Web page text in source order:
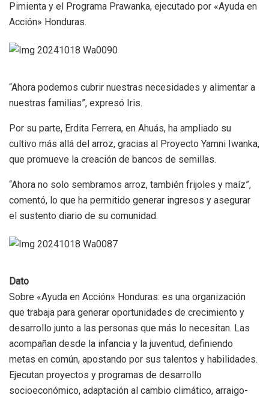
Pimienta y el Programa Prawanka, ejecutado por «Ayuda en
Acción» Honduras.
“Ahora podemos cubrir nuestras necesidades y alimentar a
nuestras familias”, expresó Iris.
Por su parte, Erdita Ferrera, en Ahuás, ha ampliado su
cultivo más allá del arroz, gracias al Proyecto Yamni Iwanka,
que promueve la creación de bancos de semillas.
“Ahora no solo sembramos arroz, también frijoles y maíz”,
comentó, lo que ha permitido generar ingresos y asegurar
el sustento diario de su comunidad.
Dato
Sobre «Ayuda en Acción» Honduras: es una organización
que trabaja para generar oportunidades de crecimiento y
desarrollo junto a las personas que más lo necesitan. Las
acompañan desde la infancia y la juventud, definiendo
metas en común, apostando por sus talentos y habilidades.
Ejecutan proyectos y programas de desarrollo
socioeconómico, adaptación al cambio climático, arraigo-